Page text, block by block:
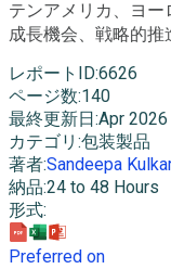
テンアメリカ、ヨー
成長機会、戦略的推
レポートID:6626
ページ数:140
最終更新日 :Apr 2026
カテゴリ :包装製品
著者:Sandeepa
納品:24 to 48 Hours
形式:
Preferred on